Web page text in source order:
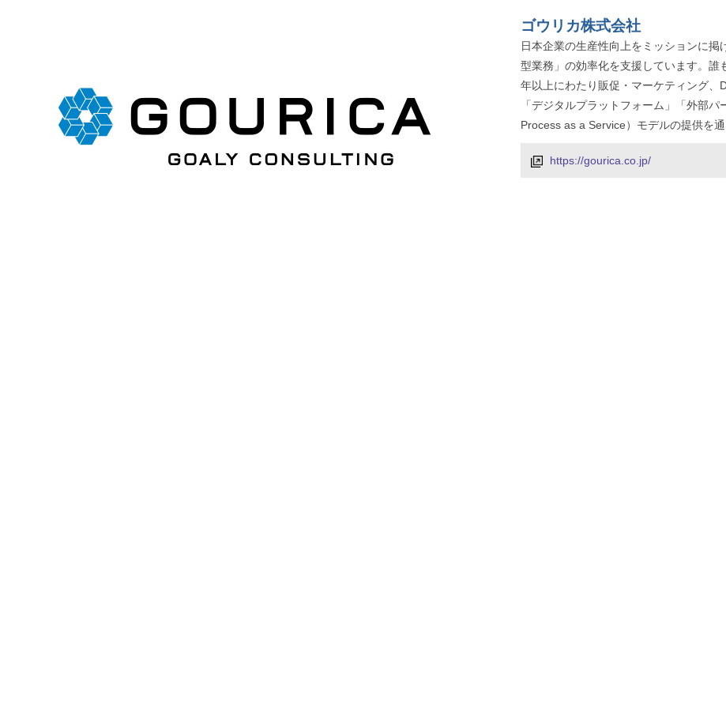
ゴウリカ株式会社
日本企業の生産性向上をミッションに
型業務」の効率化を支援しています。
年以上にわたり販促・マーケティング、
「デジタルプラットフォーム」「外部
Process as a Service）モデルの提供を
https://gourica.co.jp/